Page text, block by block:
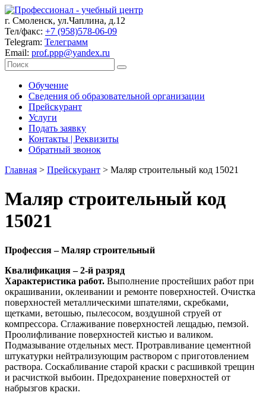
г. Смоленск, ул.Чаплина, д.12
Тел/факс: +7 (958)578-06-09
Telegram: Телеграмм
Email: prof.ppp@yandex.ru
Обучение
Сведения об образовательной организации
Прейскурант
Услуги
Подать заявку
Контакты | Реквизиты
Обратный звонок
Главная > Прейскурант > Маляр строительный код 15021
Маляр строительный код
15021
Профессия – Маляр строительный
Квалификация – 2-й разряд
Характеристика работ. Выполнение простейших работ при
окрашивании, оклеивании и ремонте поверхностей. Очистка
поверхностей металлическими шпателями, скребками,
щетками, ветошью, пылесосом, воздушной струей от
компрессора. Сглаживание поверхностей лещадью, пемзой.
Проолифливание поверхностей кистью и валиком.
Подмазывание отдельных мест. Протравливание цементной
штукатурки нейтрализующим раствором с приготовлением
раствора. Соскабливание старой краски с расшивкой трещин
и расчисткой выбоин. Предохранение поверхностей от
набрызгов краски.